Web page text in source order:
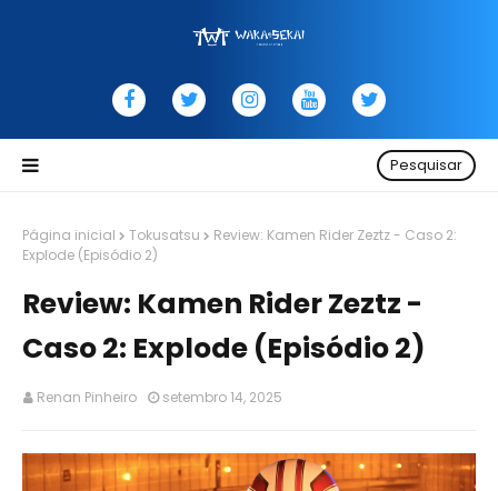
Pesquisar
Página inicial Tokusatsu
Review: Kamen Rider Zeztz - Caso 2:
Explode (Episódio 2)
Review: Kamen Rider Zeztz -
Caso 2: Explode (Episódio 2)
Renan Pinheiro setembro 14, 2025